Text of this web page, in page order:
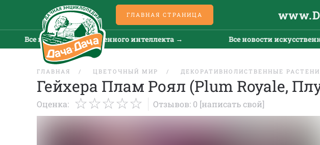
ГЛАВНАЯ СТРАНИЦА
Все новости искусственного интеллекта → Все новости искусственного
ГЛАВНАЯ ЦВЕТОЧНЫЙ МИР ДЕКОРАТИВНОЛИСТВЕННЫЕ
Гейхера Плам Роял (Plum Royale,
Оценка: Отзывов: 0 [написать свой]